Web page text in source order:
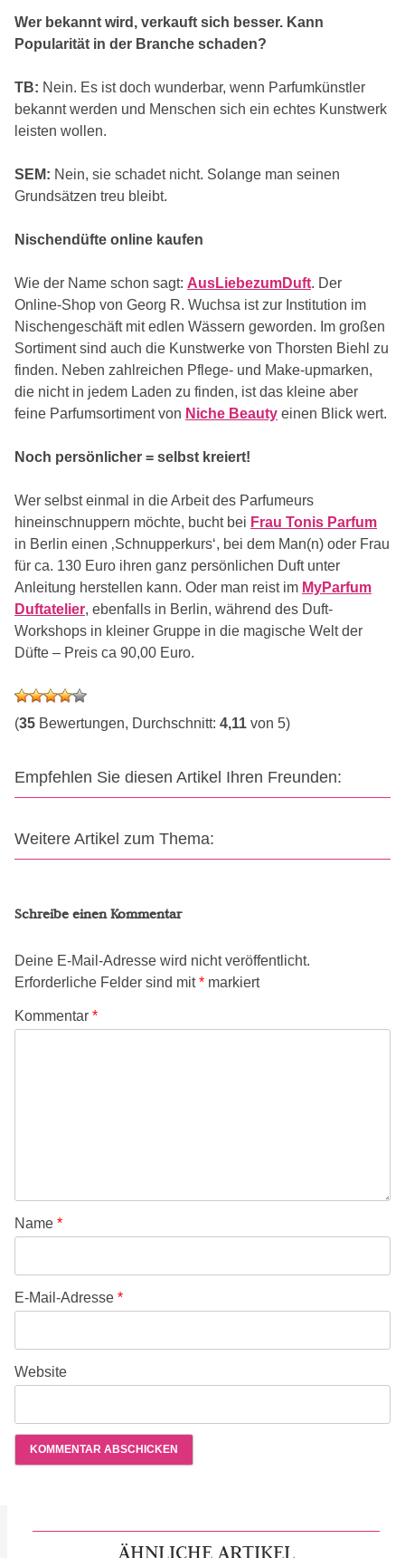
Wer bekannt wird, verkauft sich besser. Kann
Popularität in der Branche schaden?
TB: Nein. Es ist doch wunderbar, wenn Parfumkünstler
bekannt werden und Menschen sich ein echtes Kunstwerk
leisten wollen.
SEM: Nein, sie schadet nicht. Solange man seinen
Grundsätzen treu bleibt.
Nischendüfte online kaufen
Wie der Name schon sagt: AusLiebezumDuft. Der
Online-Shop von Georg R. Wuchsa ist zur Institution im
Nischengeschäft mit edlen Wässern geworden. Im großen
Sortiment sind auch die Kunstwerke von Thorsten Biehl zu
finden. Neben zahlreichen Pflege- und Make-upmarken,
die nicht in jedem Laden zu finden, ist das kleine aber
feine Parfumsortiment von Niche Beauty einen Blick wert.
Noch persönlicher = selbst kreiert!
Wer selbst einmal in die Arbeit des Parfumeurs
hineinschnuppern möchte, bucht bei Frau Tonis Parfum
in Berlin einen ‚Schnupperkurs‘, bei dem Man(n) oder Frau
für ca. 130 Euro ihren ganz persönlichen Duft unter
Anleitung herstellen kann. Oder man reist im MyParfum
Duftatelier, ebenfalls in Berlin, während des Duft-
Workshops in kleiner Gruppe in die magische Welt der
Düfte – Preis ca 90,00 Euro.
(35 Bewertungen, Durchschnitt: 4,11 von 5)
Empfehlen Sie diesen Artikel Ihren Freunden:
Weitere Artikel zum Thema:
Schreibe einen Kommentar
Deine E-Mail-Adresse wird nicht veröffentlicht.
Erforderliche Felder sind mit* markiert
Kommentar *
Name *
E-Mail-Adresse *
Website
ÄHNLICHE ARTIKEL